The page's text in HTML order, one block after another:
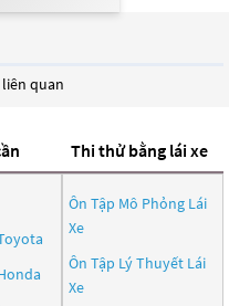
quan
Thi thử bằng lái xe
Ôn Tập Mô Phỏng Lái
Xe
Ôn Tập Lý Thuyết Lái
Xe